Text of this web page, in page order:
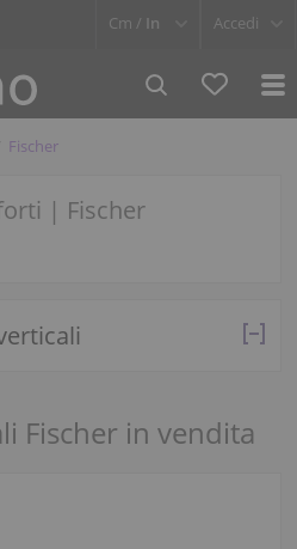
Cm / In Accedi
Fischer
| Fischer
Fischer in vendita